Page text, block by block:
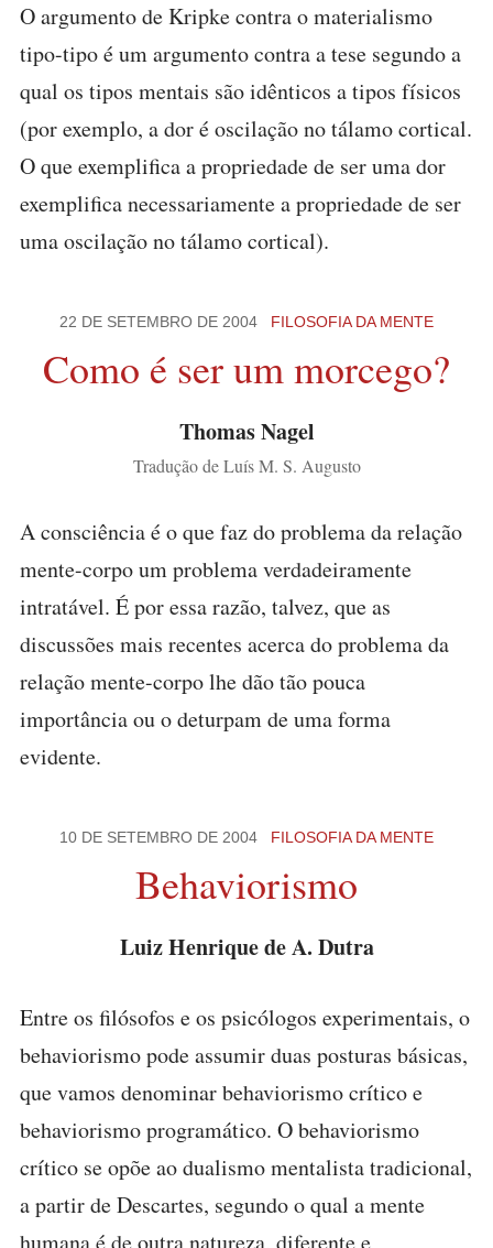
O argumento de Kripke contra o materialismo
tipo-tipo é um argumento contra a tese segundo a
qual os tipos mentais são idênticos a tipos físicos
(por exemplo, a dor é oscilação no tálamo cortical.
O que exemplifica a propriedade de ser uma dor
exemplifica necessariamente a propriedade de ser
uma oscilação no tálamo cortical).
22 DE SETEMBRO DE 2004 FILOSOFIA DA MENTE
Como é ser um morcego?
Thomas Nagel
Tradução de Luís M. S. Augusto
A consciência é o que faz do problema da relação
mente-corpo um problema verdadeiramente
intratável. É por essa razão, talvez, que as
discussões mais recentes acerca do problema da
relação mente-corpo lhe dão tão pouca
importância ou o deturpam de uma forma
evidente.
10 DE SETEMBRO DE 2004 FILOSOFIA DA MENTE
Behaviorismo
Luiz Henrique de A. Dutra
Entre os filósofos e os psicólogos experimentais, o
behaviorismo pode assumir duas posturas básicas,
que vamos denominar behaviorismo crítico e
behaviorismo programático. O behaviorismo
crítico se opõe ao dualismo mentalista tradicional,
a partir de Descartes, segundo o qual a mente
humana é de outra natureza, diferente e